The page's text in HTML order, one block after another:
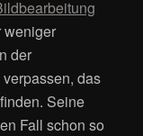
weniger
der
das
Seine
Fall schon so